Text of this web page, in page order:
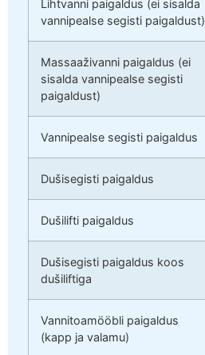
Lihtvanni paigaldus (ei sisalda
vannipealse segisti paigaldust)
Massaaživanni paigaldus (ei
sisalda vannipealse segisti
paigaldust)
Vannipealse segisti paigaldus
Dušisegisti paigaldus
Dušilifti paigaldus
Dušisegisti paigaldus koos
dušiliftiga
Vannitoamööbli paigaldus
(kapp ja valamu)